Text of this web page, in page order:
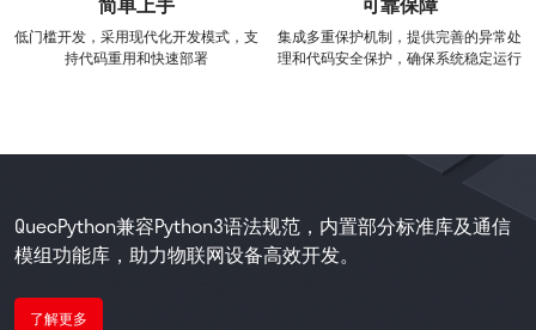
低门槛开发，采用现代化开发模式，支
持代码重用和快速部署
集成多重保护机制，提供完善的异常处
理和代码安全保护，确保系统稳定运行
QuecPython兼容Python3语法规范，内置部分标准库及通信
模组功能库，助力物联网设备高效开发。
了解更多